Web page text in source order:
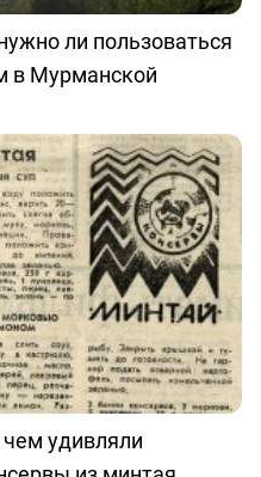
ли пользоваться
в Мурманской
удивляли